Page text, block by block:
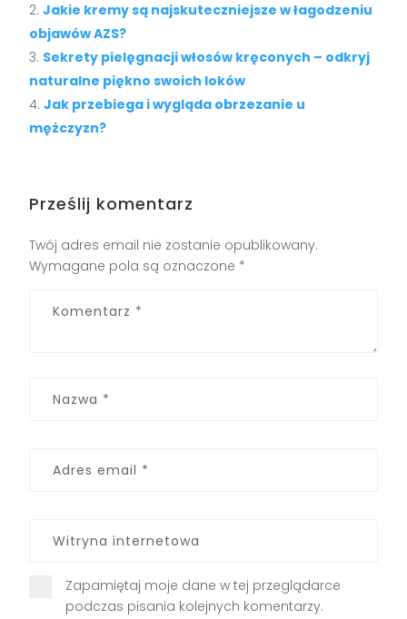
Jakie kremy są najskuteczniejsze w łagodzeniu
objawów AZS?
Sekrety pielęgnacji włosów kręconych – odkryj
naturalne piękno swoich loków
Jak przebiega i wygląda obrzezanie u
mężczyzn?
Prześlij komentarz
Twój adres email nie zostanie opublikowany.
Wymagane pola są oznaczone *
Zapamiętaj moje dane w tej przeglądarce
podczas pisania kolejnych komentarzy.